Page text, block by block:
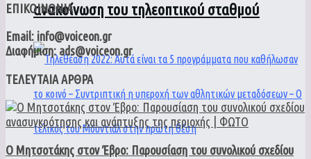
ανακοίνωση του τηλεοπτικού σταθμού
ΕΠΙΚΟΙΝΩΝΙΑ
Email: info@voiceon.gr
Διαφήμιση: ads@voiceon.gr
ΤΕΛΕΥΤΑΙΑ ΑΡΘΡΑ
Ο Μητσοτάκης στον Έβρο: Παρουσίαση του συνολικού σχεδίου